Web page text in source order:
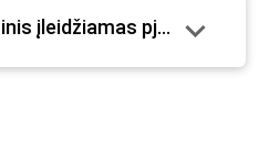
fizinėse parduotuvėse
įleidžiamas pjūklas